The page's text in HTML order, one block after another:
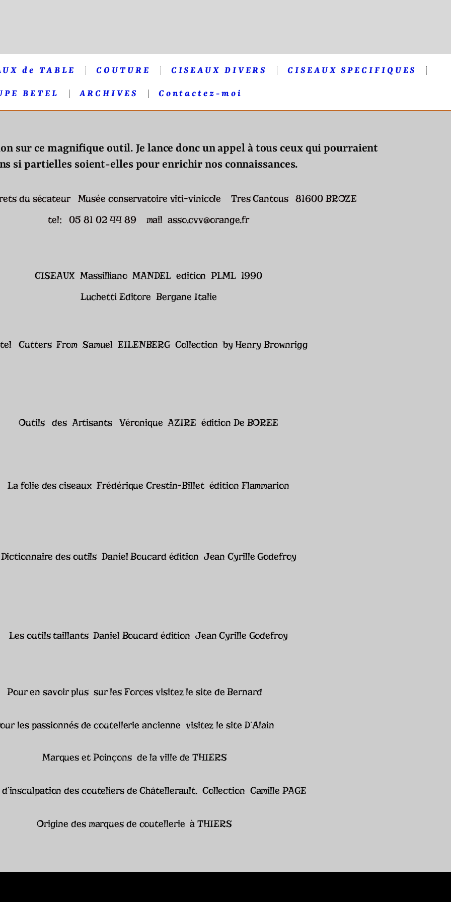
de TABLE COUTURE CISEAUX DIVERS CISEAUX SPECIFIQUES
BETEL ARCHIVES Contactez-moi
sur ce magnifique outil. Je lance donc un appel à tous ceux qui pourraient
si partielles soient-elles pour enrichir nos connaissances.
du sécateur Musée conservatoire viti-vinicole Tres Cantous 81600 BROZE
tel: 05 81 02 44 89 mail asso.cvv@orange.fr
CISEAUX Massilliano MANDEL edition PLML 1990
Luchetti Editore Bergane Italie
Cutters From Samuel EILENBERG Collection by Henry Brownrigg
Outils des Artisants Véronique AZIRE édition De BOREE
La folie des ciseaux Frédérique Crestin-Billet édition Flammarion
Dictionnaire des outils Daniel Boucard édition Jean Cyrille Godefroy
Les outils taillants Daniel Boucard édition Jean Cyrille Godefroy
Pour en savoir plus sur les Forces visitez le site de Bernard
les passionnés de coutellerie ancienne visitez le site D’Alain
Marques et Poinçons de la ville de THIERS
d’insculpation des couteliers de Châtellerault. Collection Camille PAGE
Origine des marques de coutellerie à THIERS